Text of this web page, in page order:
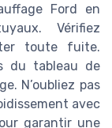
Ford en
Vérifiez
toute fuite.
du tableau de
N’oubliez pas
avec
garantir une